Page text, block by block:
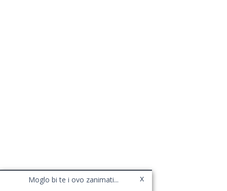
Moglo bi te i ovo zanimati... x